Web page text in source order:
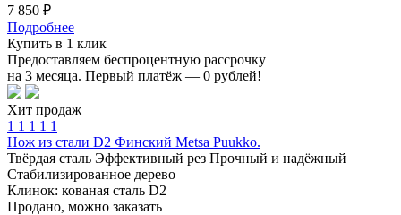
7 850 ₽
Подробнее
Купить в 1 клик
Предоставляем беспроцентную рассрочку
на 3 месяца. Первый платёж — 0 рублей!
Хит продаж
1 1 1 1 1
Нож из стали D2 Финский Metsa Puukko.
Твёрдая сталь Эффективный рез Прочный и надёжный
Стабилизированное дерево
Клинок: кованая сталь D2
Продано, можно заказать